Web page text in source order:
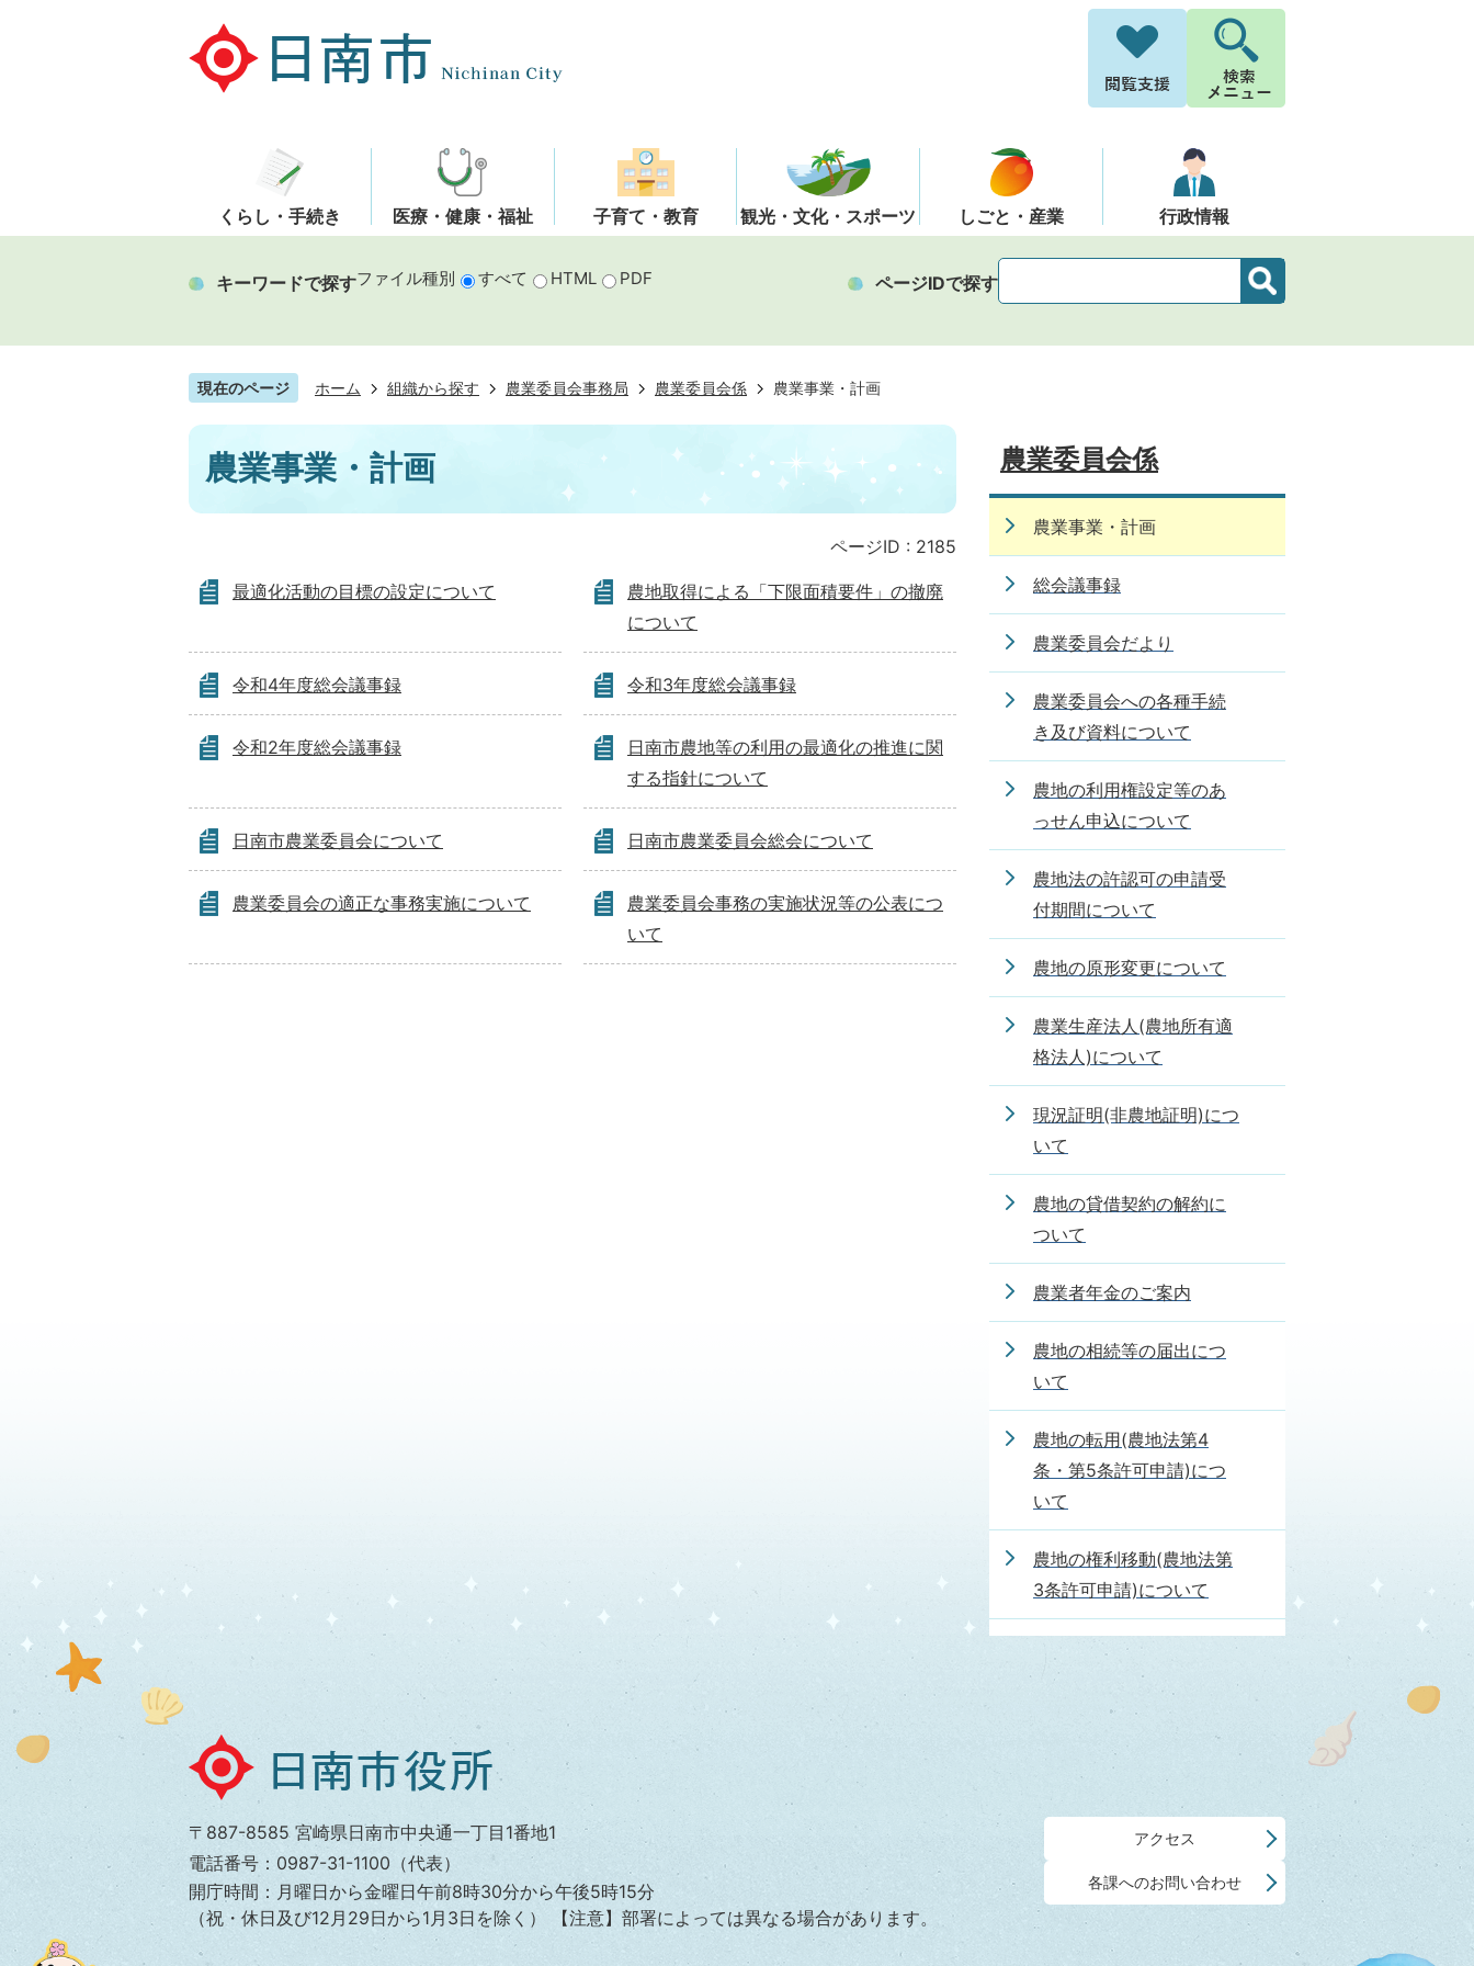
くらし・手続き 医療・健康・福祉 子育て・教育 観光・文化・スポーツ しごと・産業 行政情報
キーワードで探すファイル種別 すべて HTML PDF ページIDで探す
現在のページ ホーム 組織から探す 農業委員会事務局 農業委員会係 農業事業・計画
農業事業・計画
ページID : 2185
最適化活動の目標の設定について
農地取得による「下限面積要件」の撤廃
について
令和4年度総会議事録 令和3年度総会議事録
令和2年度総会議事録
日南市農地等の利用の最適化の推進に関
する指針について
日南市農業委員会について 日南市農業委員会総会について
農業委員会の適正な事務実施について
農業委員会事務の実施状況等の公表につ
いて
農業委員会係
農業事業・計画
総会議事録
農業委員会だより
農業委員会への各種手続
き及び資料について
農地の利用権設定等のあ
っせん申込について
農地法の許認可の申請受
付期間について
農地の原形変更について
農業生産法人(農地所有適
格法人)について
現況証明(非農地証明)につ
いて
農地の貸借契約の解約に
ついて
農業者年金のご案内
農地の相続等の届出につ
いて
農地の転用(農地法第4
条・第5条許可申請)につ
いて
農地の権利移動(農地法第
3条許可申請)について
日
南
役
所
〒887-8585 宮崎県日南市中央通一丁目1番地1
電話番号：0987-31-1100（代表）
開庁時間：月曜日から金曜日午前8時30分から午後5時15分
（祝・休日及び12月29日から1月3日を除く）
【注意】部署によっては異なる場合があります。
アクセス
各課へのお問い合わせ